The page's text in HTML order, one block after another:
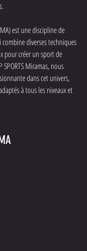
est une discipline de
diverses techniques
pour créer un sport de
Miramas, nous
dans cet univers,
à tous les niveaux et